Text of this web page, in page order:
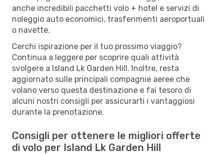
anche incredibili pacchetti volo + hotel e servizi di
noleggio auto economici, trasferimenti aeroportuali
o navette.
Cerchi ispirazione per il tuo prossimo viaggio?
Continua a leggere per scoprire quali attività
svolgere a Island Lk Garden Hill. Inoltre, resta
aggiornato sulle principali compagnie aeree che
volano verso questa destinazione e fai tesoro di
alcuni nostri consigli per assicurarti i vantaggiosi
durante la prenotazione.
Consigli per ottenere le migliori offerte
di volo per Island Lk Garden Hill